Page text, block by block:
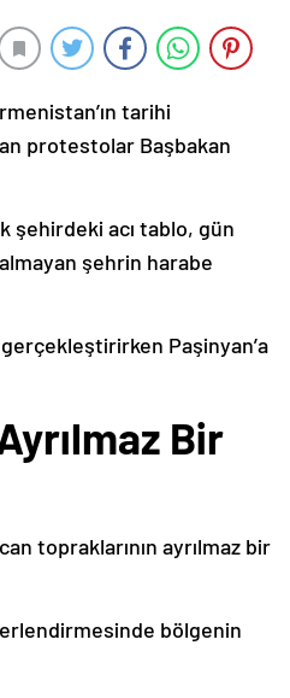
tarihi
protestolar Başbakan
şehirdeki acı tablo, gün
şehrin harabe
Paşinyan’a
Bir
topraklarının ayrılmaz bir
bölgenin